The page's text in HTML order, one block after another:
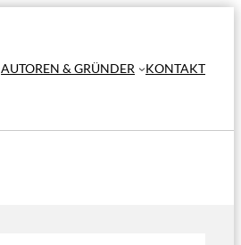
AUTOREN & GRÜNDER KONTAKT